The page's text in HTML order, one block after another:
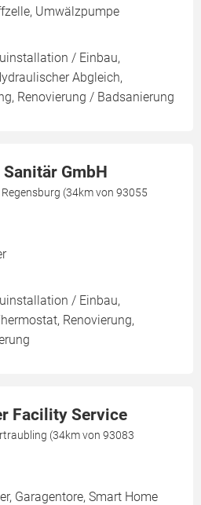
Umwälzpumpe
/ Einbau,
Abgleich,
Renovierung / Badsanierung
GmbH
(34km von 93055
/ Einbau,
Renovierung,
Facility Service
(34km von 93083
Garagentore, Smart Home